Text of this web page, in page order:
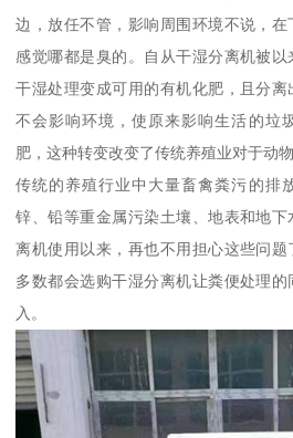
边，放任不管，影响周围环境不说，在
感觉哪都是臭的。自从干湿分离机被
干湿处理变成可用的有机化肥，且分离
不会影响环境，使原来影响生活的垃
肥，这种转变改变了传统养殖业对于动物
传统的养殖行业中大量畜禽粪污的排
锌、铅等重金属污染土壤、地表和地
离机使用以来，再也不用担心这些问
多数都会选购干湿分离机让粪便处理
入。